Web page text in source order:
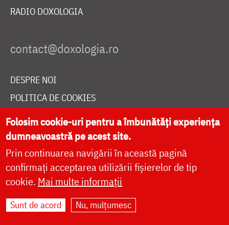
RADIO DOXOLOGIA
DESPRE NOI
POLITICA DE COOKIES
DONEAZĂ ONLINE PENTRU CATEDRALA NAȚIONALĂ
LIVE
Site dezvoltat deDOXOLOGIA MEDIA
Arhiepiscopia Iașilor | ©
Folosim cookie-uri pentru a îmbunătăți experiența
dumneavoastră pe acest site.
Prin continuarea navigării în această pagină
confirmați acceptarea utilizării fișierelor de tip
cookie. Mai multe informații
Sunt de acord Nu, mulțumesc